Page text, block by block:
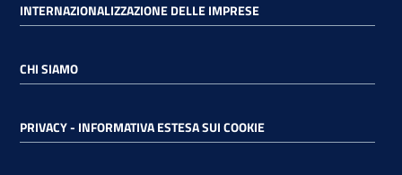
INTERNAZIONALIZZAZIONE DELLE IMPRESE
CHI SIAMO
PRIVACY - INFORMATIVA ESTESA SUI COOKIE